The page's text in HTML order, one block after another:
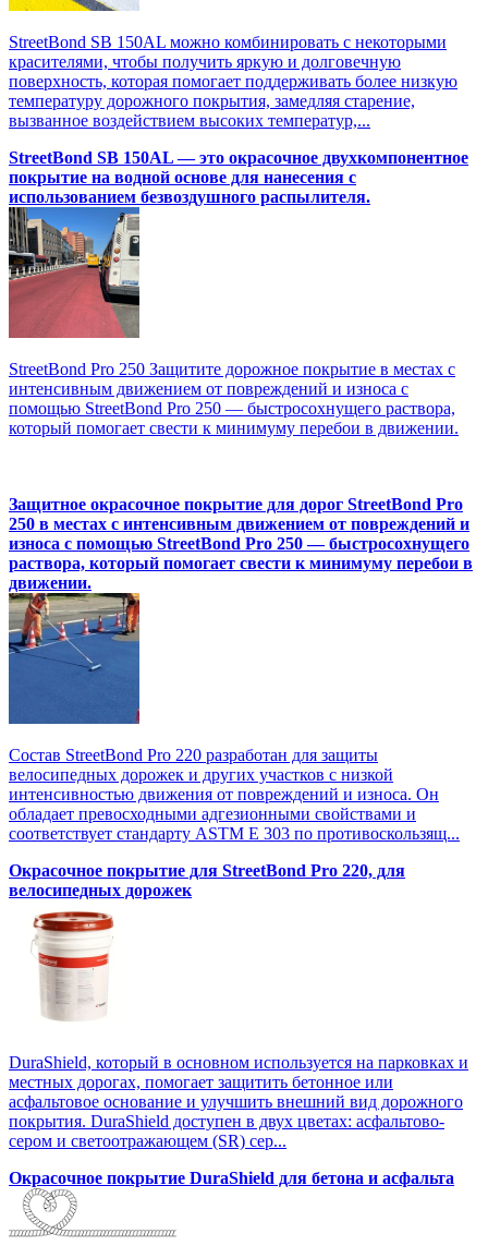
StreetBond SB 150AL можно комбинировать с некоторыми
красителями, чтобы получить яркую и долговечную
поверхность, которая помогает поддерживать более низкую
температуру дорожного покрытия, замедляя старение,
вызванное воздействием высоких температур,...
StreetBond SB 150AL — это окрасочное двухкомпонентное
покрытие на водной основе для нанесения с
использованием безвоздушного распылителя.
StreetBond Pro 250 Защитите дорожное покрытие в местах с
интенсивным движением от повреждений и износа с
помощью StreetBond Pro 250 — быстросохнущего раствора,
который помогает свести к минимуму перебои в движении.
Защитное окрасочное покрытие для дорог StreetBond Pro
250 в местах с интенсивным движением от повреждений и
износа с помощью StreetBond Pro 250 — быстросохнущего
раствора, который помогает свести к минимуму перебои в
движении.
Состав StreetBond Pro 220 разработан для защиты
велосипедных дорожек и других участков с низкой
интенсивностью движения от повреждений и износа. Он
обладает превосходными адгезионными свойствами и
соответствует стандарту ASTM E 303 по противоскользящ...
Окрасочное покрытие для StreetBond Pro 220, для
велосипедных дорожек
DuraShield, который в основном используется на парковках и
местных дорогах, помогает защитить бетонное или
асфальтовое основание и улучшить внешний вид дорожного
покрытия. DuraShield доступен в двух цветах: асфальтово-
сером и светоотражающем (SR) сер...
Окрасочное покрытие DuraShield для бетона и асфальта